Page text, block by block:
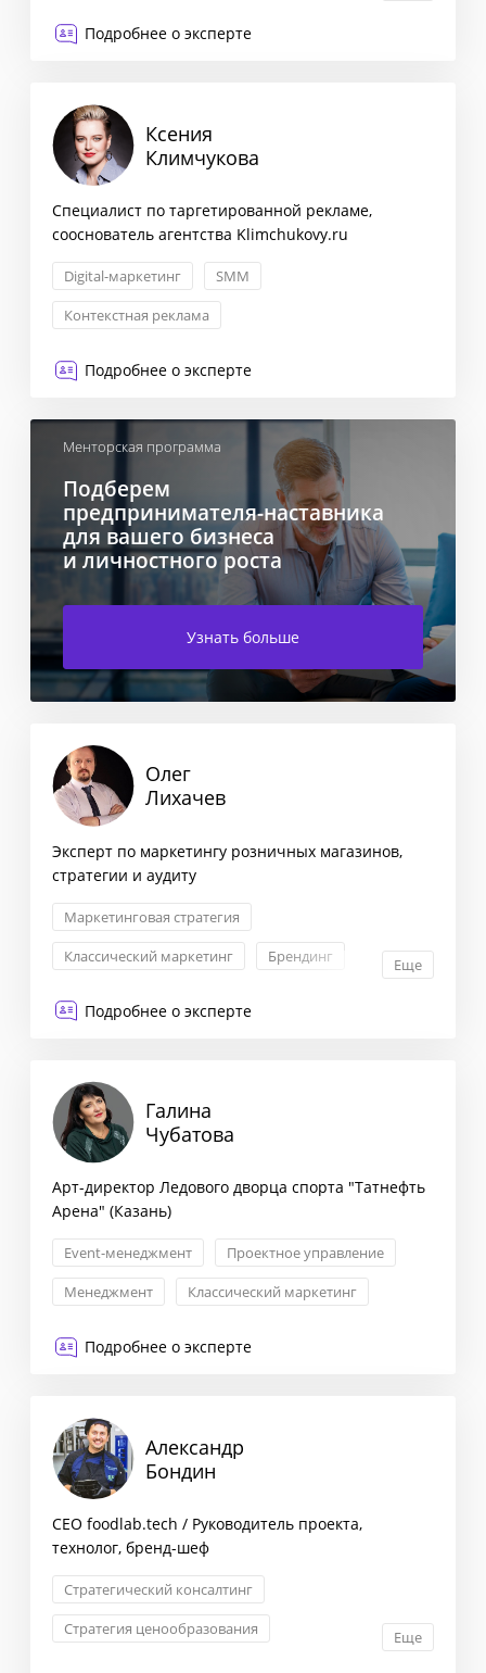
Подробнее о эксперте
Ксения
Климчукова
Cпециалист по таргетированной рекламе,
сооснователь агентства Klimchukovy.ru
Digital-маркетинг
SMM
Контекстная реклама
Подробнее о эксперте
Менторская программа
Подберем
предпринимателя-наставника
для вашего бизнеса
и личностного роста
Узнать больше
Олег
Лихачев
Эксперт по маркетингу розничных магазинов,
стратегии и аудиту
Маркетинговая стратегия
Классический маркетинг
Брендинг
Еще
Подробнее о эксперте
Галина
Чубатова
Арт-директор Ледового дворца спорта "Татнефть
Арена" (Казань)
Event-менеджмент
Проектное управление
Менеджмент
Классический маркетинг
Подробнее о эксперте
Александр
Бондин
CEO foodlab.tech / Руководитель проекта,
технолог, бренд-шеф
Стратегический консалтинг
Стратегия ценообразования
Еще